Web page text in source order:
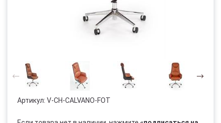
Артикул: V-CH-CALVANO-FOT